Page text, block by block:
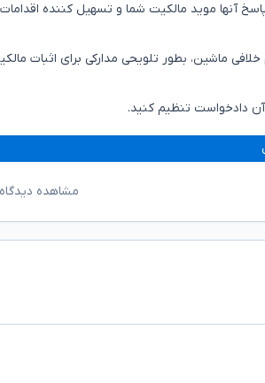
آنها موید مالکیت شما و تسهیل کننده
ماشین، بطور تلویحی مدارکی برای اثبات
آن دادخواست تنظیم کنید.
مشاهده